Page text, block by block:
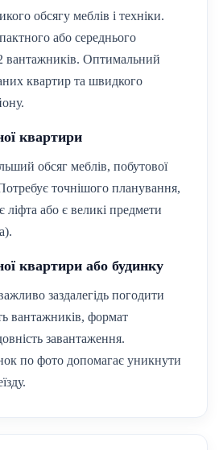
обсягу меблів і техніки.
або середнього
вантажників. Оптимальний
квартир та швидкого
квартири
обсяг меблів, побутової
точнішого планування,
або є великі предмети
квартири або будинку
заздалегідь погодити
вантажників, формат
завантаження.
по фото допомагає уникнути